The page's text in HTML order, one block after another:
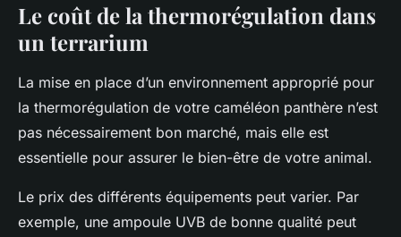
Le coût de la thermorégulation dans
un terrarium
La mise en place d’un environnement approprié pour
la thermorégulation de votre caméléon panthère n’est
pas nécessairement bon marché, mais elle est
essentielle pour assurer le bien-être de votre animal.
Le prix des différents équipements peut varier. Par
exemple, une ampoule UVB de bonne qualité peut